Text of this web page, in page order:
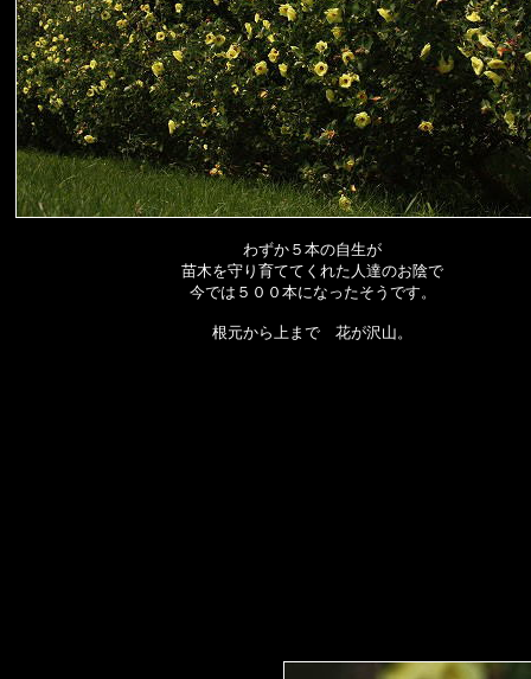
わずか５本の自生が
苗木を守り育ててくれた人達のお陰で
今では５００本になったそうです。
根元から上まで 花が沢山。